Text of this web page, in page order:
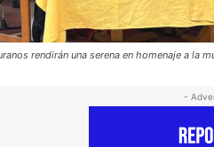
rendirán una serena en homenaje a la
-